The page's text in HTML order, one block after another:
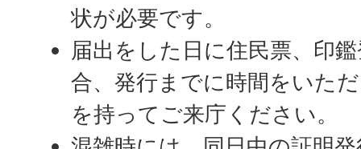
状が必要です。
届出をした日に住民票、印
合、発行までに時間をいた
を持ってご来庁ください。